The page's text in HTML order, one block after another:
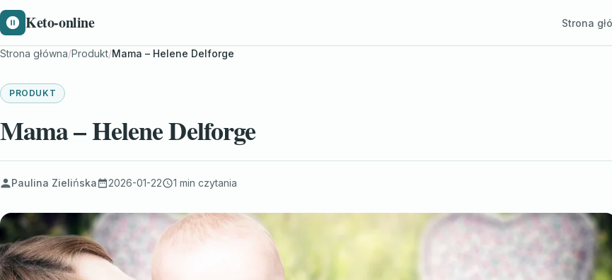
Keto-online Strona
Strona główna/Produkt/Mama – Helene Delforge
PRODUKT
Mama – Helene Delforge
Paulina Zielińska 2026-01-22 1 min czytania